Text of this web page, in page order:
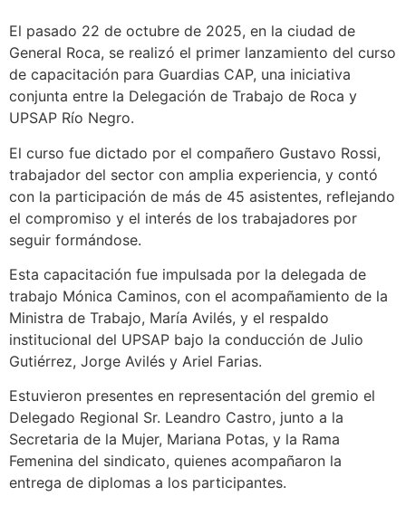
El pasado 22 de octubre de 2025, en la ciudad de
General Roca, se realizó el primer lanzamiento del curso
de capacitación para Guardias CAP, una iniciativa
conjunta entre la Delegación de Trabajo de Roca y
UPSAP Río Negro.
El curso fue dictado por el compañero Gustavo Rossi,
trabajador del sector con amplia experiencia, y contó
con la participación de más de 45 asistentes, reflejando
el compromiso y el interés de los trabajadores por
seguir formándose.
Esta capacitación fue impulsada por la delegada de
trabajo Mónica Caminos, con el acompañamiento de la
Ministra de Trabajo, María Avilés, y el respaldo
institucional del UPSAP bajo la conducción de Julio
Gutiérrez, Jorge Avilés y Ariel Farias.
Estuvieron presentes en representación del gremio el
Delegado Regional Sr. Leandro Castro, junto a la
Secretaria de la Mujer, Mariana Potas, y la Rama
Femenina del sindicato, quienes acompañaron la
entrega de diplomas a los participantes.